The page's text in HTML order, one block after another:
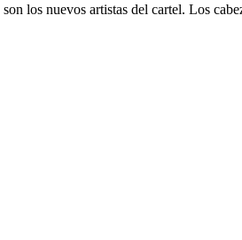
son los nuevos artistas del cartel. Los